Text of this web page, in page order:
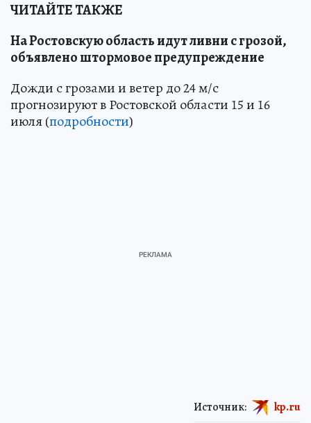
ЧИТАЙТЕ ТАКЖЕ
На Ростовскую область идут ливни с грозой,
объявлено штормовое предупреждение
Дожди с грозами и ветер до 24 м/с
прогнозируют в Ростовской области 15 и 16
июля (подробности)
Источник: kp.ru